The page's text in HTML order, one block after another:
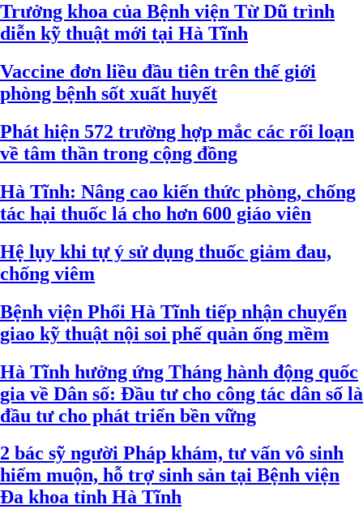
Trưởng khoa của Bệnh viện Từ Dũ trình
diễn kỹ thuật mới tại Hà Tĩnh
Vaccine đơn liều đầu tiên trên thế giới
phòng bệnh sốt xuất huyết
Phát hiện 572 trường hợp mắc các rối loạn
về tâm thần trong cộng đồng
Hà Tĩnh: Nâng cao kiến thức phòng, chống
tác hại thuốc lá cho hơn 600 giáo viên
Hệ lụy khi tự ý sử dụng thuốc giảm đau,
chống viêm
Bệnh viện Phổi Hà Tĩnh tiếp nhận chuyển
giao kỹ thuật nội soi phế quản ống mềm
Hà Tĩnh hưởng ứng Tháng hành động quốc
gia về Dân số: Đầu tư cho công tác dân số là
đầu tư cho phát triển bền vững
2 bác sỹ người Pháp khám, tư vấn vô sinh
hiếm muộn, hỗ trợ sinh sản tại Bệnh viện
Đa khoa tỉnh Hà Tĩnh